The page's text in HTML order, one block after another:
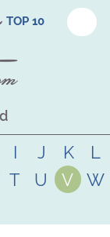
TOP 10
I J K
L
T U V
W